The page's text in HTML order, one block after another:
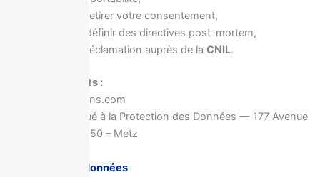
droit de retirer votre consentement,
droit de définir des directives post-mortem,
droit de réclamation auprès de la CNIL.
Exercice des droits :
Contact@anyvisions.com
Anyvision – Délégué à la Protection des Données — 177 Avenue
de Thionville – 57050 – Metz
8 – Sécurité des données